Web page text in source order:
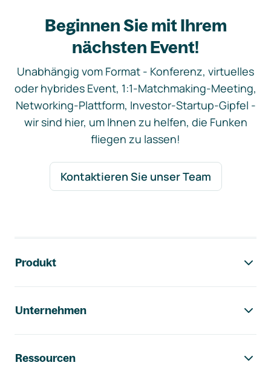
Beginnen Sie mit Ihrem
nächsten Event!
Unabhängig vom Format - Konferenz, virtuelles
oder hybrides Event, 1:1-Matchmaking-Meeting,
Networking-Plattform, Investor-Startup-Gipfel -
wir sind hier, um Ihnen zu helfen, die Funken
fliegen zu lassen!
Kontaktieren Sie unser Team
Produkt
Unternehmen
Ressourcen